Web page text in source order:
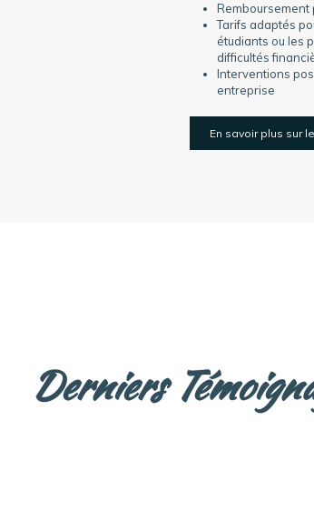
Remboursement
Tarifs adaptés
étudiants ou les
difficultés
Interventions
entreprise
En savoir plus sur
Derniers